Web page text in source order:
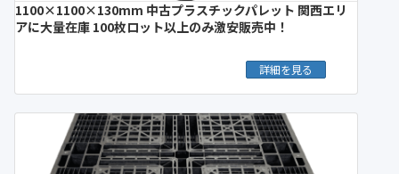
1100×1100×130mm 中古プラスチックパレット 関西エリ
アに大量在庫 100枚ロット以上のみ激安販売中！
詳細を見る